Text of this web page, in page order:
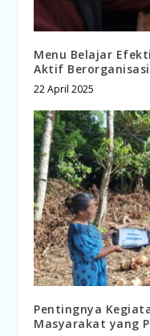
Menu Belajar
Aktif Berorganisasi
22 April 2025
Pentingnya
Masyarakat yang